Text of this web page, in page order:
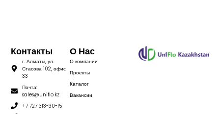
О Нас
О компании
Проекты
Каталог
Вакансии
Контакты
г. Алматы, ул.
Стасова 102, офис
33
Почта:
sales@uniflo.kz
+7 727 313-30-15